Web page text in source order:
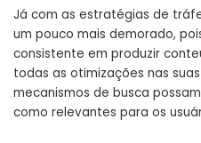
Já com as estratégias de
um pouco mais demorado,
consistente em produzir
todas as otimizações nas
mecanismos de busca
como relevantes para os